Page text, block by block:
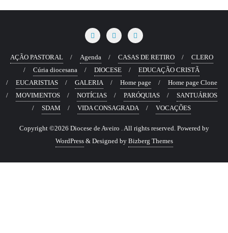
AÇÃO PASTORAL Agenda CASAS DE RETIRO
CLERO
Cúria diocesana
DIOCESE
EDUCAÇÃO CRISTÃ
EUCARISTIAS
GALERIA Home page
Home page Clone
MOVIMENTOS
NOTÍCIAS PARÓQUIAS
SANTUÁRIOS
SDAM
VIDA CONSAGRADA VOCAÇÕES
Copyright ©2026 Diocese de Aveiro . All rights reserved. Powered by
WordPress & Designed by Bizberg Themes